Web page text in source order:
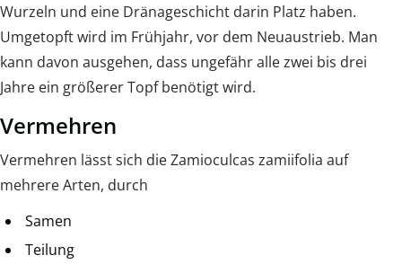
Wurzeln und eine Dränageschicht darin Platz haben.
Umgetopft wird im Frühjahr, vor dem Neuaustrieb. Man
kann davon ausgehen, dass ungefähr alle zwei bis drei
Jahre ein größerer Topf benötigt wird.
Vermehren
Vermehren lässt sich die Zamioculcas zamiifolia auf
mehrere Arten, durch
Samen
Teilung